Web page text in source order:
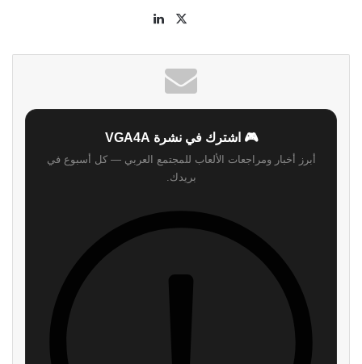
موقع
‫X
🎮 اشترك في نشرة VGA4A
أبرز أخبار ومراجعات الألعاب للمجتمع العربي — كل أسبوع في
بريدك.